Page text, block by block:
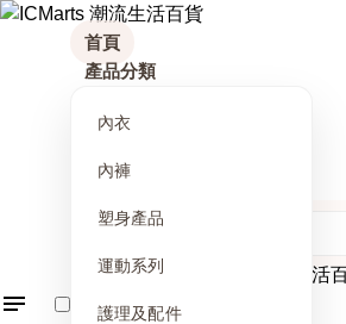
首頁
產品分類
內衣
內褲
塑身產品
運動系列
護理及配件